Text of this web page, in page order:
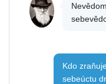
Kdo
sebeúctu